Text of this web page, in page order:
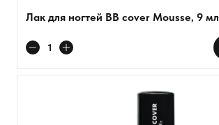
Лак для ногтей BB cover Mousse, 9 мл